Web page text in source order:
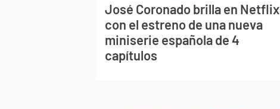
José Coronado brilla en Netflix
con el estreno de una nueva
miniserie española de 4
capítulos